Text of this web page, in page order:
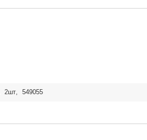
2шт, 549055